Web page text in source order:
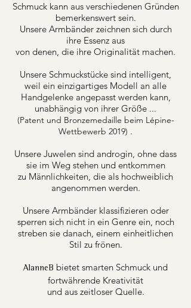
Schmuck kann aus verschiedenen Gründen
bemerkenswert sein.
Unsere Armbänder zeichnen sich durch
ihre Essenz aus
von denen, die ihre Originalität machen.
Unsere Schmuckstücke sind intelligent,
weil ein einzigartiges Modell an alle
Handgelenke angepasst werden kann,
unabhängig von ihrer Größe ...
(Patent und Bronzemedaille beim Lépine-
Wettbewerb 2019) .
Unsere Juwelen sind androgin, ohne dass
sie im Weg stehen und entkommen
zu Männlichkeiten, die als hochweiblich
angenommen werden.
Unsere Armbänder klassifizieren oder
sperren sich nicht in ein Genre ein, noch
streben sie danach, einem einheitlichen
Stil zu frönen.
AlanneB bietet smarten Schmuck und
fortwährende Kreativität
und aus zeitloser Quelle.